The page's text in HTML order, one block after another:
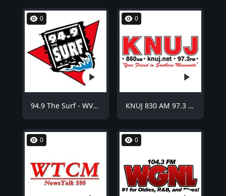
0
94.9 The Surf - WVCO
0
KNUJ 830 AM 97.3 FM - KNUJ
0 0